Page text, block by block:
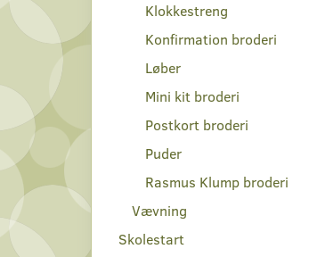
Klokkestreng
Konfirmation broderi
Løber
Mini kit broderi
Postkort broderi
Puder
Rasmus Klump broderi
Vævning
Skolestart